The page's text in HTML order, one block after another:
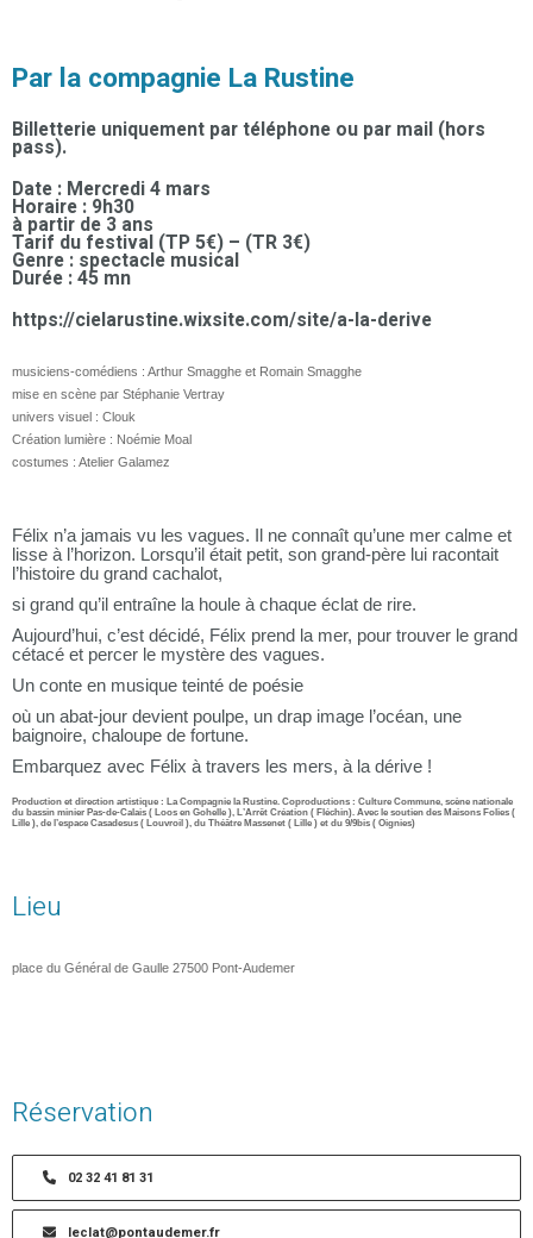
Par la compagnie La Rustine
Billetterie uniquement par téléphone ou par mail (hors
pass).
Date : Mercredi 4 mars
Horaire : 9h30
à partir de 3 ans
Tarif du festival (TP 5€) – (TR 3€)
Genre : spectacle musical
Durée : 45 mn
https://cielarustine.wixsite.com/site/a-la-derive
musiciens-comédiens : Arthur Smagghe et Romain Smagghe
mise en scène par Stéphanie Vertray
univers visuel : Clouk
Création lumière : Noémie Moal
costumes : Atelier Galamez
Félix n’a jamais vu les vagues. Il ne connaît qu’une mer calme et
lisse à l’horizon. Lorsqu’il était petit, son grand-père lui racontait
l’histoire du grand cachalot,
si grand qu’il entraîne la houle à chaque éclat de rire.
Aujourd’hui, c’est décidé, Félix prend la mer, pour trouver le grand
cétacé et percer le mystère des vagues.
Un conte en musique teinté de poésie
où un abat-jour devient poulpe, un drap image l’océan, une
baignoire, chaloupe de fortune.
Embarquez avec Félix à travers les mers, à la dérive !
Production et direction artistique : La Compagnie la Rustine. Coproductions : Culture Commune, scène nationale
du bassin minier Pas-de-Calais ( Loos en Gohelle ), L’Arrêt Création ( Fléchin). Avec le soutien des Maisons Folies (
Lille ), de l’espace Casadesus ( Louvroil ), du Théâtre Massenet ( Lille ) et du 9/9bis ( Oignies)
Lieu
place du Général de Gaulle 27500 Pont-Audemer
Réservation
02 32 41 81 31
leclat@pontaudemer.fr